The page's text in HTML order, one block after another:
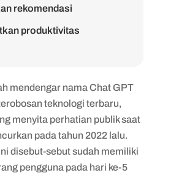
rekomendasi
produktivitas
mendengar nama Chat GPT
teknologi terbaru,
menyita perhatian publik saat
pada tahun 2022 lalu.
disebut-sebut sudah memiliki
pengguna pada hari ke-5